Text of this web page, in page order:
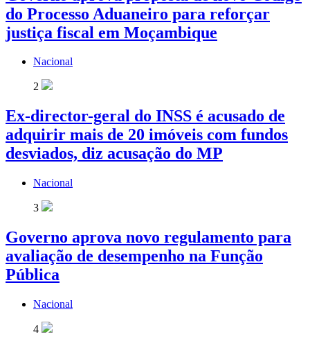
do Processo Aduaneiro para reforçar
justiça fiscal em Moçambique
Nacional
2
Ex-director-geral do INSS é acusado de
adquirir mais de 20 imóveis com fundos
desviados, diz acusação do MP
Nacional
3
Governo aprova novo regulamento para
avaliação de desempenho na Função
Pública
Nacional
4